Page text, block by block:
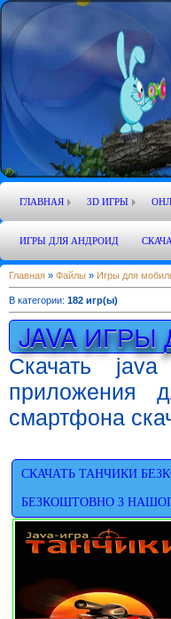
ГЛАВНАЯ 3D ИГРЫ
ИГРЫ ДЛЯ АНДРОИД
Главная » Файлы » Игры для
В категории: 182 игр(ы)
JAVA
Скачать
приложения
смартфона
СКАЧАТЬ ТАНЧИКИ
БЕЗКОШТОВНО З